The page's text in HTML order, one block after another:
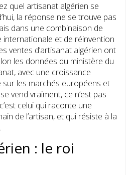
quel artisanat algérien se
la réponse ne se trouve pas
dans une combinaison de
internationale et de réinvention
ventes d’artisanat algérien ont
les données du ministère du
avec une croissance
les marchés européens et
vend vraiment, ce n’est pas
celui qui raconte une
de l’artisan, et qui résiste à la
: le roi